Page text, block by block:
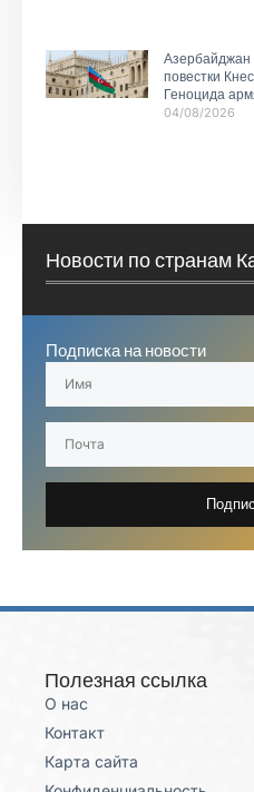
Азербайджан
повестки
Геноцида
04/08/2026
Новости по странам
Подписка на новости
Полезная ссылка
О нас
Контакт
Карта сайта